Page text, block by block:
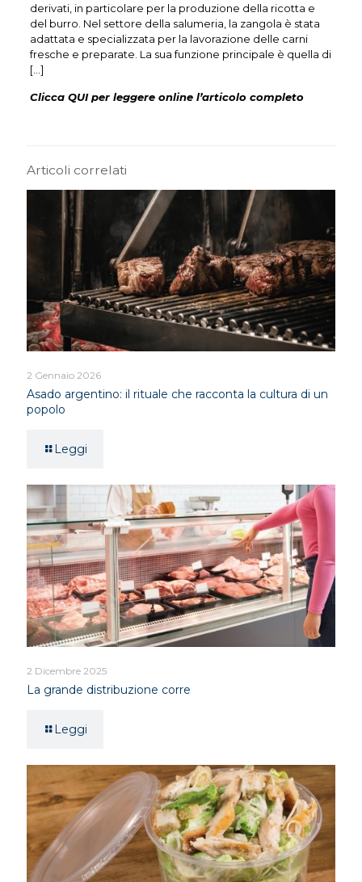
derivati, in particolare per la produzione della ricotta e
del burro. Nel settore della salumeria, la zangola è stata
adattata e specializzata per la lavorazione delle carni
fresche e preparate. La sua funzione principale è quella di
[…]
Clicca QUI per leggere online l’articolo completo
Articoli correlati
2 Gennaio 2026
Asado argentino: il rituale che racconta la cultura di un
popolo
Leggi
2 Dicembre 2025
La grande distribuzione corre
Leggi